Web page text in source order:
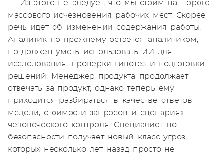
Из этого не следует, что мы стоим на пороге
массового исчезновения рабочих мест. Скорее
речь идет об изменении содержания работы.
Аналитик по-прежнему остается аналитиком,
но должен уметь использовать ИИ для
исследования, проверки гипотез и подготовки
решений. Менеджер продукта продолжает
отвечать за продукт, однако теперь ему
приходится разбираться в качестве ответов
модели, стоимости запросов и сценариях
человеческого контроля. Специалист по
безопасности получает новый класс угроз,
которых несколько лет назад просто не